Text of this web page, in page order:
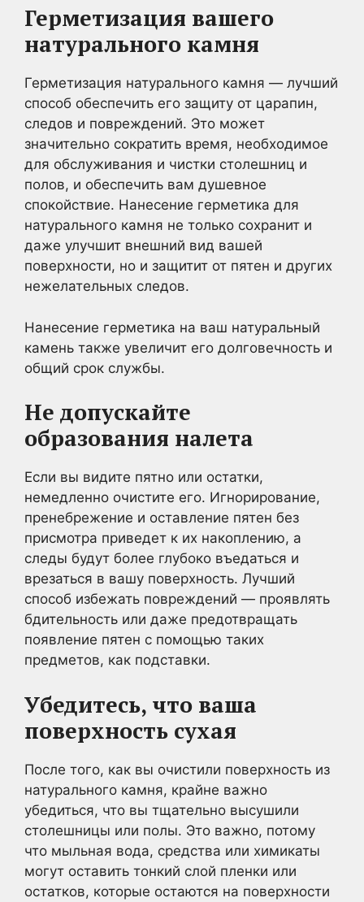
Герметизация вашего
натурального камня
Герметизация натурального камня — лучший
способ обеспечить его защиту от царапин,
следов и повреждений. Это может
значительно сократить время, необходимое
для обслуживания и чистки столешниц и
полов, и обеспечить вам душевное
спокойствие. Нанесение герметика для
натурального камня не только сохранит и
даже улучшит внешний вид вашей
поверхности, но и защитит от пятен и других
нежелательных следов.
Нанесение герметика на ваш натуральный
камень также увеличит его долговечность и
общий срок службы.
Не допускайте
образования налета
Если вы видите пятно или остатки,
немедленно очистите его. Игнорирование,
пренебрежение и оставление пятен без
присмотра приведет к их накоплению, а
следы будут более глубоко въедаться и
врезаться в вашу поверхность. Лучший
способ избежать повреждений — проявлять
бдительность или даже предотвращать
появление пятен с помощью таких
предметов, как подставки.
Убедитесь, что ваша
поверхность сухая
После того, как вы очистили поверхность из
натурального камня, крайне важно
убедиться, что вы тщательно высушили
столешницы или полы. Это важно, потому
что мыльная вода, средства или химикаты
могут оставить тонкий слой пленки или
остатков, которые остаются на поверхности